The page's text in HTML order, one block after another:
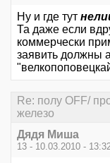
Ну и где тут
Та даже если
коммерчески
заявить должны
Re: полу OFF/
железо
Дядя Миша
13 - 10.03.2010 -